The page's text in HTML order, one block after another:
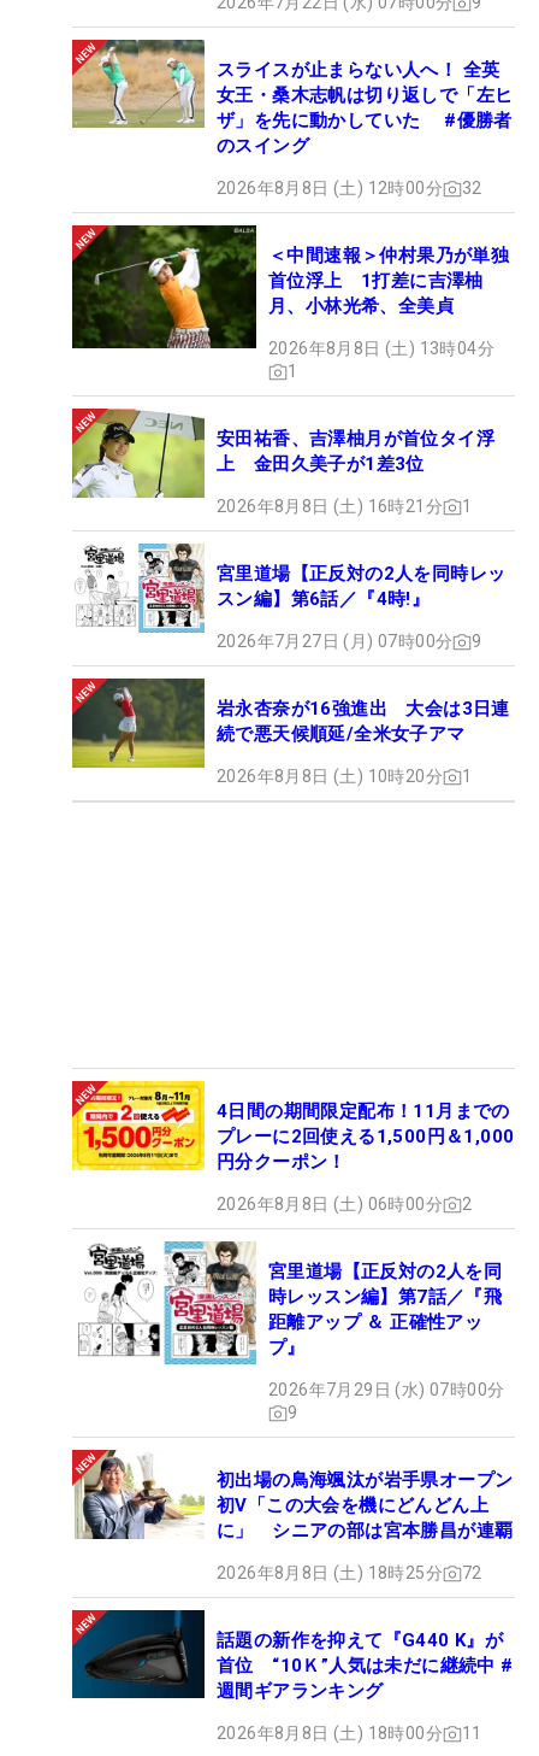
スライスが止まらない人へ！ 全英
女王・桑木志帆は切り返しで「左ヒ
ザ」を先に動かしていた #優勝者
のスイング
2026年8月8日 (土) 12時00分 32
＜中間速報＞仲村果乃が単独
首位浮上 1打差に吉澤柚
月、小林光希、全美貞
2026年8月8日 (土) 13時04分
1
安田祐香、吉澤柚月が首位タイ浮
上 金田久美子が1差3位
2026年8月8日 (土) 16時21分 1
宮里道場【正反対の2人を同時レッ
スン編】第6話／『4時!』
2026年7月27日 (月) 07時00分 9
岩永杏奈が16強進出 大会は3日連
続で悪天候順延/全米女子アマ
2026年8月8日 (土) 10時20分 1
4日間の期間限定配布！11月までの
プレーに2回使える1,500円＆1,000
円分クーポン！
2026年8月8日 (土) 06時00分 2
宮里道場【正反対の2人を同
時レッスン編】第7話／『飛
距離アップ ＆ 正確性アッ
プ』
2026年7月29日 (水) 07時00分
9
初出場の鳥海颯汰が岩手県オープン
初V「この大会を機にどんどん上
に」 シニアの部は宮本勝昌が連覇
2026年8月8日 (土) 18時25分 72
話題の新作を抑えて『G440 K』が
首位 “10Ｋ”人気は未だに継続中 #
週間ギアランキング
2026年8月8日 (土) 18時00分 11